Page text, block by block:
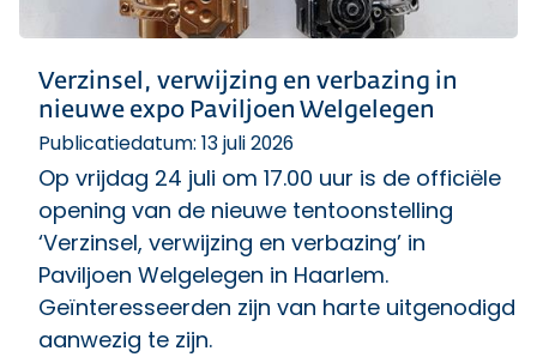
Verzinsel, verwijzing en verbazing in
nieuwe expo Paviljoen Welgelegen
Publicatiedatum: 13 juli 2026
Op vrijdag 24 juli om 17.00 uur is de officiële
opening van de nieuwe tentoonstelling
‘Verzinsel, verwijzing en verbazing’ in
Paviljoen Welgelegen in Haarlem.
Geïnteresseerden zijn van harte uitgenodigd
aanwezig te zijn.